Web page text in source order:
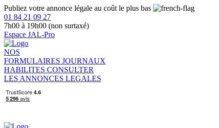
Publiez votre annonce légale au coût le plus bas
01 84 21 09 27
7h00 à 19h00 (non surtaxé)
Espace JAL-Pro
NOS
FORMULAIRES JOURNAUX
HABILITES CONSULTER
LES ANNONCES LEGALES